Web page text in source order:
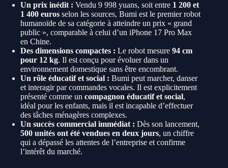
Un prix inédit : Vendu 9 998 yuans, soit entre 1 200 et
1 400 euros selon les sources, Bumi est le premier robot
humanoïde de sa catégorie à atteindre un prix « grand
public », comparable à celui d’un iPhone 17 Pro Max
en Chine.
Des dimensions compactes : Le robot mesure 94 cm
pour 12 kg. Il est conçu pour évoluer dans un
environnement domestique sans être encombrant.
Un rôle éducatif et social : Bumi peut marcher, danser
et interagir par commandes vocales. Il est explicitement
présenté comme un compagnon éducatif et social,
idéal pour les enfants, mais il est incapable d’effectuer
des tâches ménagères complexes.
Un succès commercial immédiat : Dès son lancement,
500 unités ont été vendues en deux jours, un chiffre
qui a dépassé les attentes de l’entreprise et confirme
l’intérêt du marché.